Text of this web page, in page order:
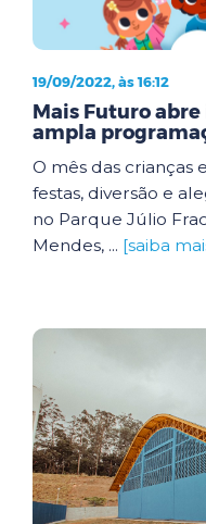
19/09/2022, às 16:12
Mais Futuro abre
ampla
O mês das
festas, diversão e
no Parque Júlio
Mendes, ... [saiba